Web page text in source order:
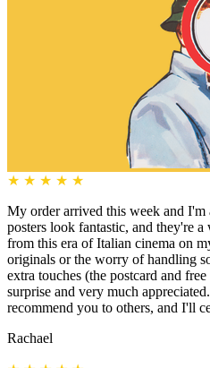
★ ★ ★ ★ ★
My order arrived this week and
posters look fantastic, and they're
from this era of Italian cinema on
originals or the worry of handling
extra touches (the postcard and
surprise and very much
recommend you to others, and I'll
Rachael